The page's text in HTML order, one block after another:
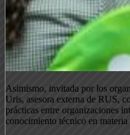
Asimismo, invitada por los
Uris, asesora externa de RUS,
prácticas entre organizaciones
conocimiento técnico en